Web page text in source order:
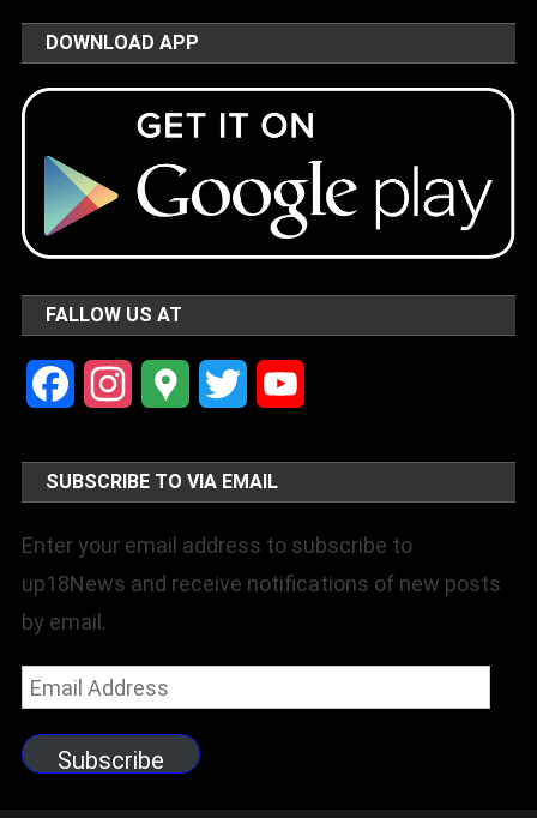
DOWNLOAD APP
FALLOW US AT
FacebookInstagramGoogle Twitter
SUBSCRIBE TO VIA EMAIL
Enter your email address to subscribe to
up18News and receive notifications of new posts
by email.
Email
Subscribe